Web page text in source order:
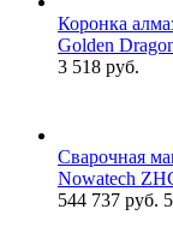
Коронка
Golden
3 518 руб.
Сварочная
Nowatech
544 737 руб.